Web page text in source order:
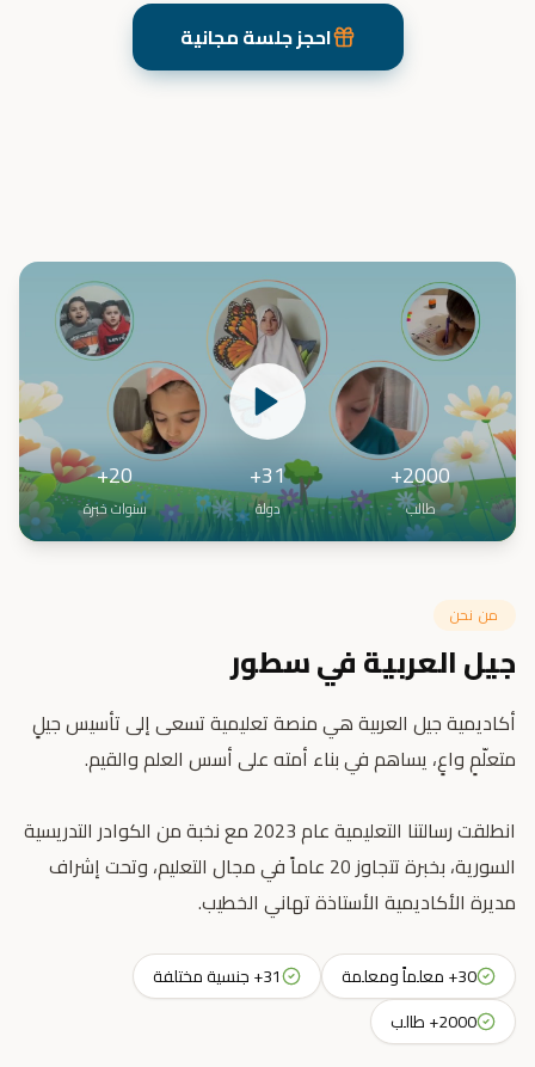
احجز جلسة مجانية
2000+
طالب
31+
دولة
20+
سنوات خبرة
من نحن
جيل العربية في سطور
أكاديمية جيل العربية هي منصة تعليمية تسعى إلى تأسيس جيلٍ
انطلقت رسالتنا التعليمية عام 2023 مع نخبة من الكوادر التدريسية
السورية، بخبرة تتجاوز 20 عاماً في مجال التعليم، وتحت إشراف
مديرة الأكاديمية الأستاذة تهاني الخطيب.
30+ معلماً ومعلمة
31+ جنسية مختلفة
2000+ طالب